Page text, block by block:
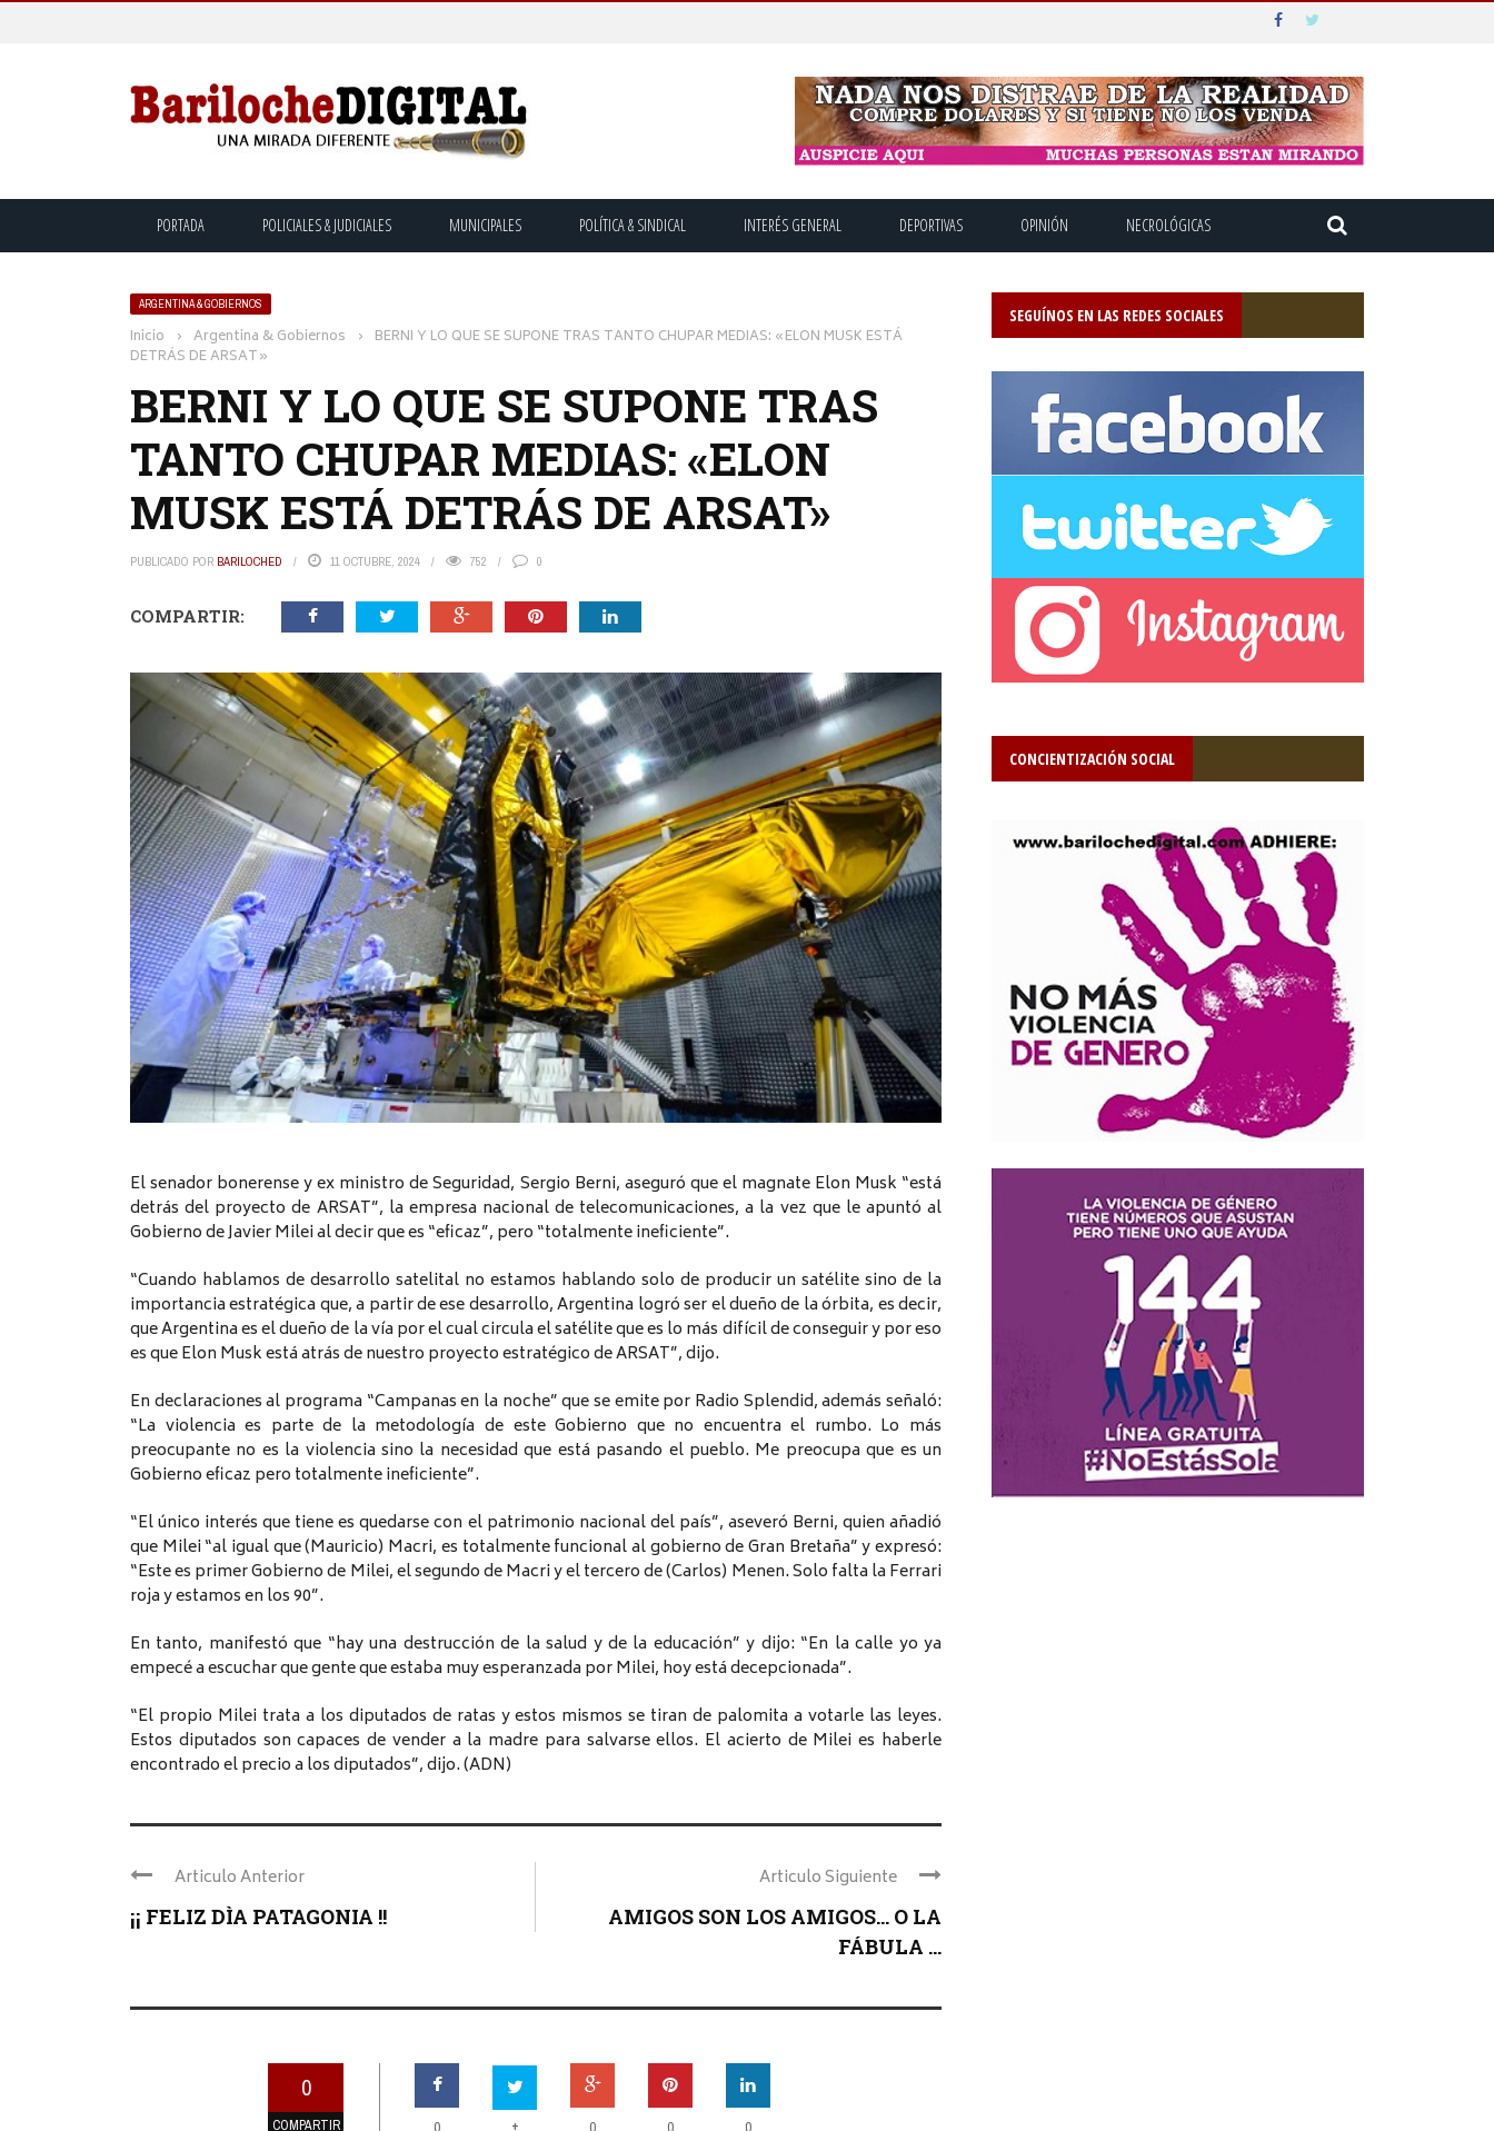
PORTADA POLICIALES & JUDICIALES MUNICIPALES POLÍTICA & SINDICAL INTERÉS GENERAL DEPORTIVAS OPINIÓN NECROLÓGICAS
ARGENTINA & GOBIERNOS
Inicio › Argentina & Gobiernos › BERNI Y LO QUE SE SUPONE TRAS TANTO CHUPAR MEDIAS: «ELON MUSK ESTÁ
DETRÁS DE ARSAT»
BERNI Y LO QUE SE SUPONE TRAS
TANTO CHUPAR MEDIAS: «ELON
MUSK ESTÁ DETRÁS DE ARSAT»
PUBLICADO POR BARILOCHED 11 OCTUBRE, 2024 752 0
COMPARTIR:
El senador bonerense y ex ministro de Seguridad, Sergio Berni, aseguró que el magnate Elon Musk “está
detrás del proyecto de ARSAT”, la empresa nacional de telecomunicaciones, a la vez que le apuntó al
Gobierno de Javier Milei al decir que es “eficaz”, pero “totalmente ineficiente”.
“Cuando hablamos de desarrollo satelital no estamos hablando solo de producir un satélite sino de la
importancia estratégica que, a partir de ese desarrollo, Argentina logró ser el dueño de la órbita, es decir,
que Argentina es el dueño de la vía por el cual circula el satélite que es lo más difícil de conseguir y por eso
es que Elon Musk está atrás de nuestro proyecto estratégico de ARSAT”, dijo.
En declaraciones al programa “Campanas en la noche” que se emite por Radio Splendid, además señaló:
“La violencia es parte de la metodología de este Gobierno que no encuentra el rumbo. Lo más
preocupante no es la violencia sino la necesidad que está pasando el pueblo. Me preocupa que es un
Gobierno eficaz pero totalmente ineficiente”.
“El único interés que tiene es quedarse con el patrimonio nacional del país”, aseveró Berni, quien añadió
que Milei “al igual que (Mauricio) Macri, es totalmente funcional al gobierno de Gran Bretaña” y expresó:
“Este es primer Gobierno de Milei, el segundo de Macri y el tercero de (Carlos) Menen. Solo falta la Ferrari
roja y estamos en los 90”.
En tanto, manifestó que “hay una destrucción de la salud y de la educación” y dijo: “En la calle yo ya
empecé a escuchar que gente que estaba muy esperanzada por Milei, hoy está decepcionada”.
“El propio Milei trata a los diputados de ratas y estos mismos se tiran de palomita a votarle las leyes.
Estos diputados son capaces de vender a la madre para salvarse ellos. El acierto de Milei es haberle
encontrado el precio a los diputados”, dijo. (ADN)
Articulo Anterior
¡¡ FELIZ DÌA PATAGONIA !!
Articulo Siguiente
AMIGOS SON LOS AMIGOS… O LA
FÁBULA ...
0
COMPARTIR 0 0 0 0
SEGUÍNOS EN LAS REDES SOCIALES
CONCIENTIZACIÓN SOCIAL